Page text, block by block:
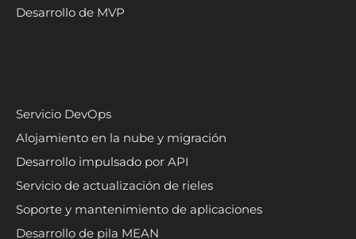
Desarrollo de MVP
Servicio DevOps
Alojamiento en la nube y migración
Desarrollo impulsado por API
Servicio de actualización de rieles
Soporte y mantenimiento de aplicaciones
Desarrollo de pila MEAN